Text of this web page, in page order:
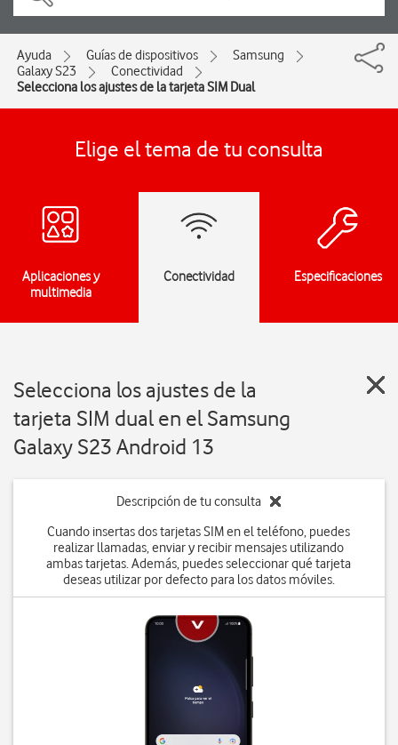
Ayuda Guías de dispositivos
Samsung
Galaxy S23
Conectividad
Selecciona los ajustes de la tarjeta SIM Dual
Elige el tema de tu consulta
Aplicaciones y
multimedia
Conectividad Especificaciones
Selecciona los ajustes de la
tarjeta SIM dual en el Samsung
Galaxy S23 Android 13
Descripción de tu consulta
Cuando insertas dos tarjetas SIM en el teléfono, puedes
realizar llamadas, enviar y recibir mensajes utilizando
ambas tarjetas. Además, puedes seleccionar qué tarjeta
deseas utilizar por defecto para los datos móviles.